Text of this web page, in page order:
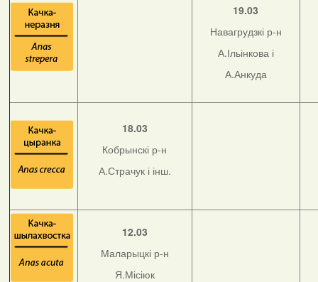
19.03
Навагрудзкі р-н
А.Ільінкова і
А.Анкуда
18.03
Кобрынскі р-н
А.Страчук і інш.
12.03
Маларыцкі р-н
Я.Місіюк